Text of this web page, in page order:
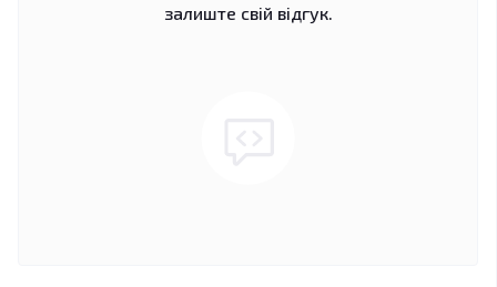
залиште свій відгук.